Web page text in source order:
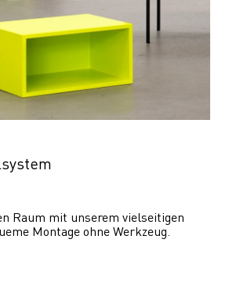
Raum mit unserem vielseitigen
Montage ohne Werkzeug.